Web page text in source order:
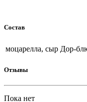
Состав
моцарелла, сыр Дор-
Отзывы
Пока нет